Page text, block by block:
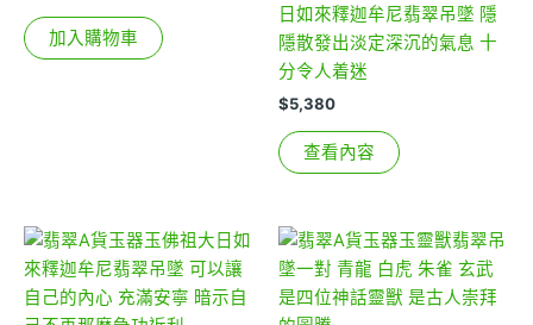
加入購物車
日如來釋迦牟尼翡翠吊墜 隱
隱散發出淡定深沉的氣息 十
分令人着迷
$5,380
查看內容